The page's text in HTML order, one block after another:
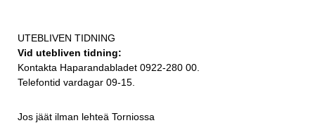
UTEBLIVEN TIDNING
Vid utebliven tidning:
Kontakta Haparandabladet 0922-280 00.
Telefontid vardagar 09-15.
Jos jäät ilman lehteä Torniossa